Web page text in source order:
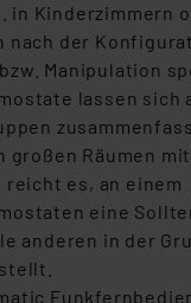
in Kinderzimmern
nach der
Manipulation
lassen sich
großen Räumen
reicht es, an einem
eine
anderen in der